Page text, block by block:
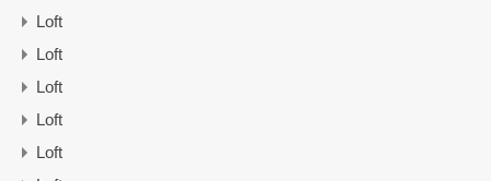
Loft
Loft
Loft
Loft
Loft